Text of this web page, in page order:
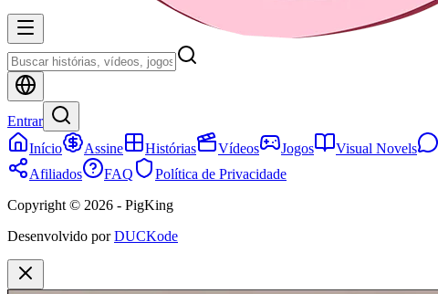
Entrar
Início
Assine Histórias Vídeos Jogos Visual Novels
Afiliados
FAQ
Política de Privacidade
Copyright © 2026 - PigKing
Desenvolvido por DUCKode